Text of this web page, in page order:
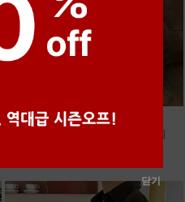
●
m_샤벳 스트링 원피스 [2차 재입고]
닫기